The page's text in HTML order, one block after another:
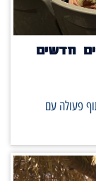
חדשים
פעולה עם